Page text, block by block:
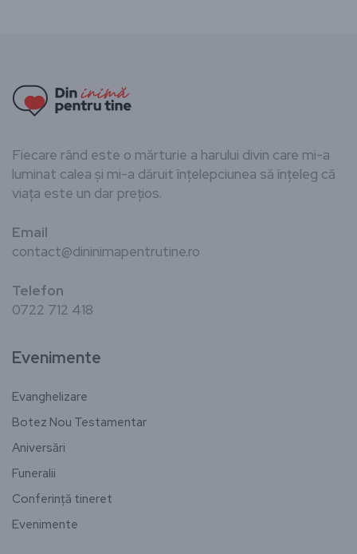
Fiecare rând este o mărturie a harului divin care mi-a
luminat calea și mi-a dăruit înțelepciunea să înțeleg că
viața este un dar prețios.
Email
contact@dininimapentrutine.ro
Telefon
0722 712 418
Evenimente
Evanghelizare
Botez Nou Testamentar
Aniversări
Funeralii
Conferință tineret
Evenimente